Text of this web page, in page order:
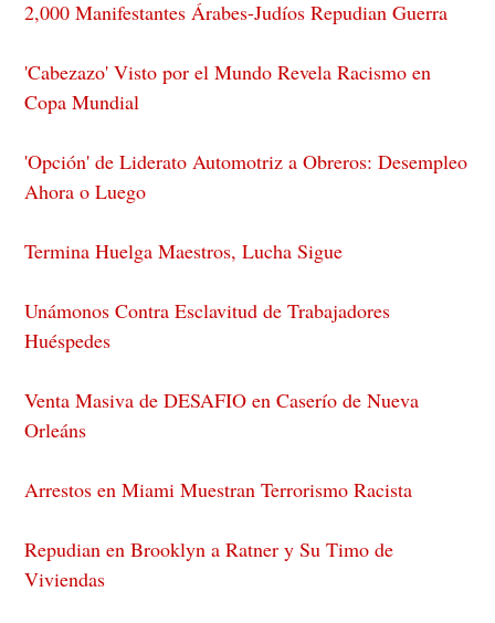
2,000 Manifestantes Árabes-Judíos Repudian Guerra
'Cabezazo' Visto por el Mundo Revela Racismo en
Copa Mundial
'Opción' de Liderato Automotriz a Obreros: Desempleo
Ahora o Luego
Termina Huelga Maestros, Lucha Sigue
Unámonos Contra Esclavitud de Trabajadores
Huéspedes
Venta Masiva de DESAFIO en Caserío de Nueva
Orleáns
Arrestos en Miami Muestran Terrorismo Racista
Repudian en Brooklyn a Ratner y Su Timo de
Viviendas